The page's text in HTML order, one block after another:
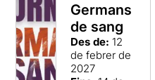
Germans
de sang
Des de: 12
de febrer de
2027